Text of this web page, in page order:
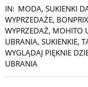
IN: MODA, SUKIENKI
WYPRZEDAŻE,
WYPRZEDAŻ, MOHITO
UBRANIA, SUKIENKIE,
WYGLĄDAJ PIĘKNIE
UBRANIA